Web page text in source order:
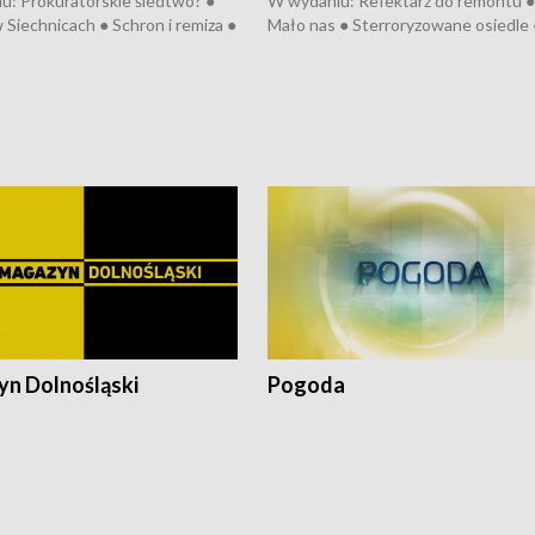
Siechnicach ● Schron i remiza ●
Mało nas ● Sterroryzowane osiedle
Dolnośląski Pogoda